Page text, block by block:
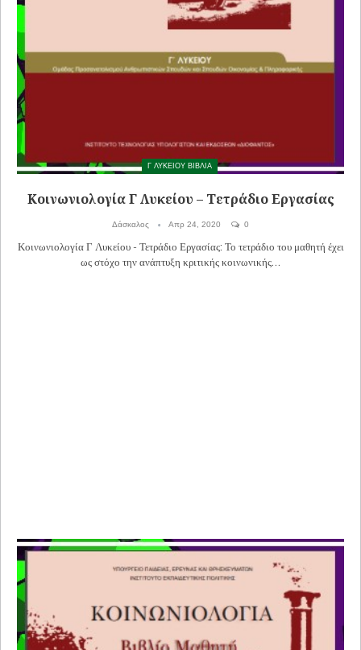
Γ ΛΥΚΕΙΟΥ ΒΙΒΛΙΑ
Κοινωνιολογία Γ Λυκείου – Τετράδιο Εργασίας
Δάσκαλος Απρ 24, 2020 0
Κοινωνιολογία Γ Λυκείου - Τετράδιο Εργασίας: Το τετράδιο του μαθητή έχει
ως στόχο την ανάπτυξη κριτικής κοινωνικής…